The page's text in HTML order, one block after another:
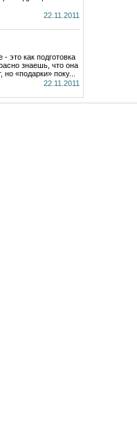
22.11.2011
- это как подготовка
знаешь, что она
«подарки» поку...
22.11.2011